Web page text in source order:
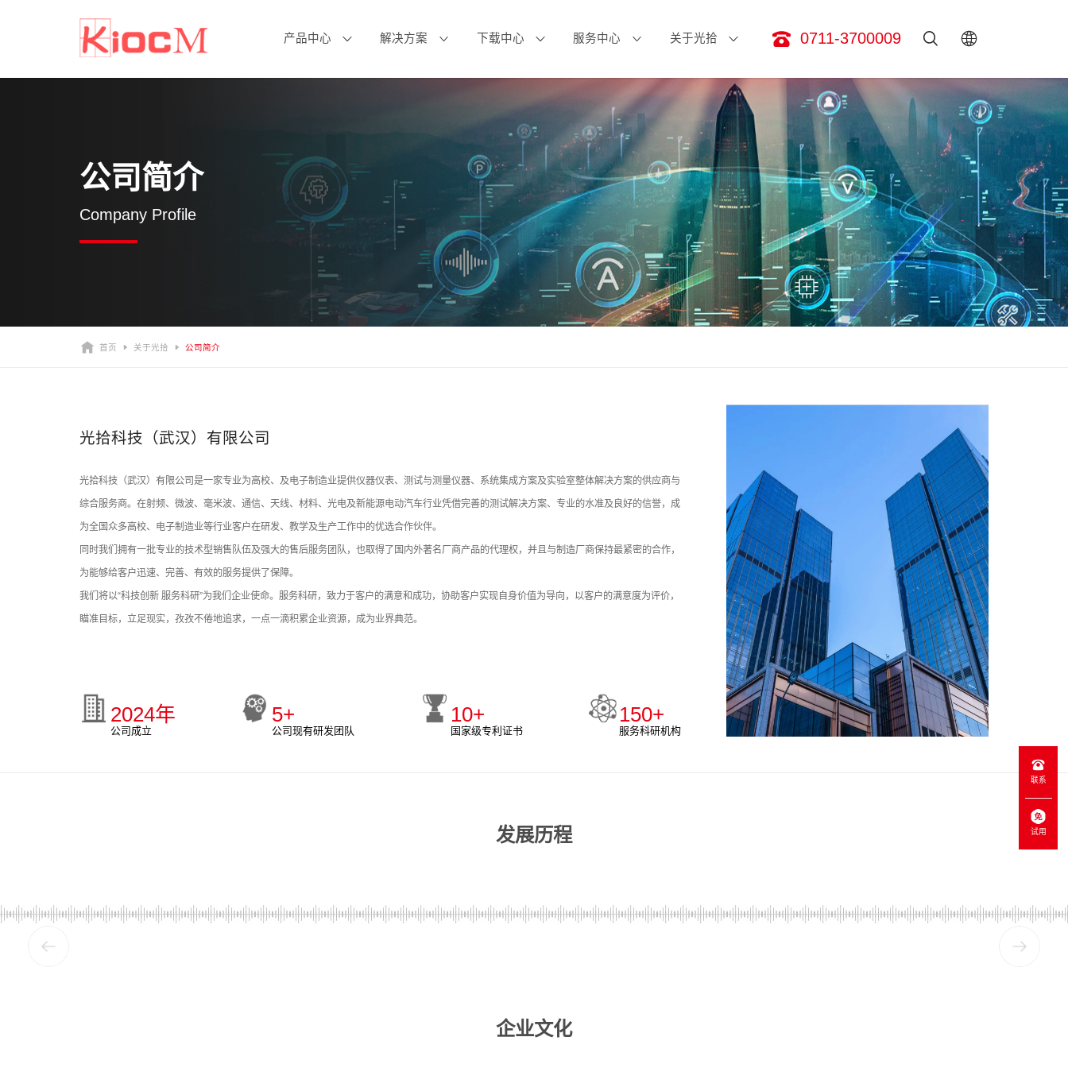
产品中心 解决方案 下载中心 服务中心 关于光拾 0711-3700009
公司简介
Company Profile
首页 关于光拾 公司简介
光拾科技（武汉）有限公司
光拾科技（武汉）有限公司是一家专业为高校、及电子制造业提供仪器仪表、测试与测量仪器、系统集成方案及实验室整体解决方案的供应商与
综合服务商。在射频、微波、毫米波、通信、天线、材料、光电及新能源电动汽车行业凭借完善的测试解决方案、专业的水准及良好的信誉，成
为全国众多高校、电子制造业等行业客户在研发、教学及生产工作中的优选合作伙伴。
同时我们拥有一批专业的技术型销售队伍及强大的售后服务团队，也取得了国内外著名厂商产品的代理权，并且与制造厂商保持最紧密的合作，
为能够给客户迅速、完善、有效的服务提供了保障。
我们将以“科技创新 服务科研”为我们企业使命。服务科研，致力于客户的满意和成功，协助客户实现自身价值为导向，以客户的满意度为评价，
瞄准目标，立足现实，孜孜不倦地追求，一点一滴积累企业资源，成为业界典范。
2024年
公司成立
5+
公司现有研发团队
10+
国家级专利证书
150+
服务科研机构
发展历程
企业文化
联系
试用